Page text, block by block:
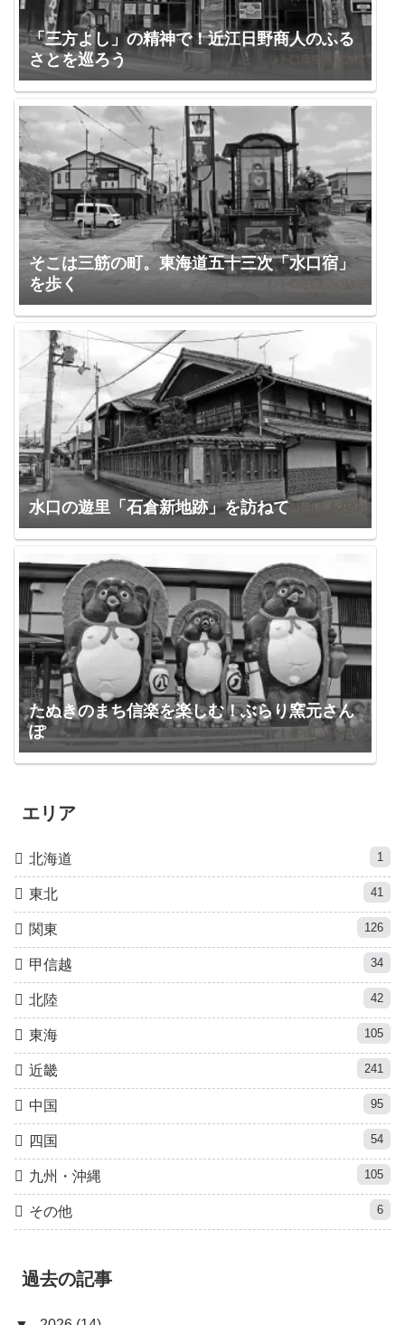
「三方よし」の精神で！近江日野商人のふる
さとを巡ろう
そこは三筋の町。東海道五十三次「水口宿」
を歩く
水口の遊里「石倉新地跡」を訪ねて
たぬきのまち信楽を楽しむ！ぶらり窯元さん
ぽ
エリア
北海道 1
東北 41
関東 126
甲信越 34
北陸 42
東海 105
近畿 241
中国 95
四国 54
九州・沖縄 105
その他 6
過去の記事